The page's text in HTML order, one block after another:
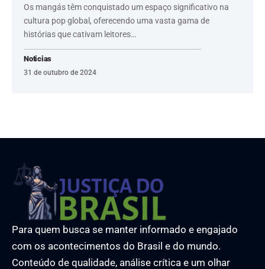
Os mangás têm conquistado um espaço significativo na
cultura pop global, oferecendo uma vasta gama de
histórias que cativam leitores…
Noticias
31 de outubro de 2024
Para quem busca se manter informado e engajado
com os acontecimentos do Brasil e do mundo.
Conteúdo de qualidade, análise crítica e um olhar